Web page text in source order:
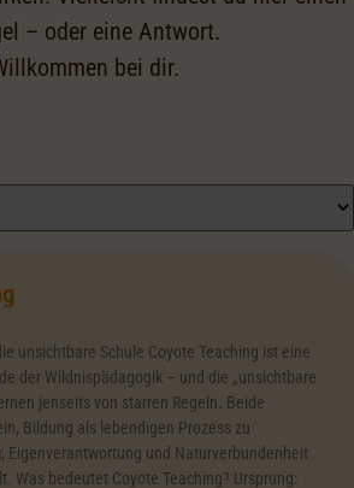
– oder eine Antwort.
bei dir.
unsichtbare Schule Coyote Teaching ist eine
der Wildnispädagogik – und die „unsichtbare
jenseits von starren Regeln. Beide
Bildung als lebendigen Prozess zu
Eigenverantwortung und Naturverbundenheit
Was bedeutet Coyote Teaching? Ursprung: